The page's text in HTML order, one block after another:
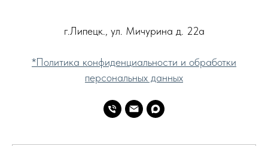
г.Липецк., ул. Мичурина д. 22а
*Политика конфиденциальности и обработки
персональных данных